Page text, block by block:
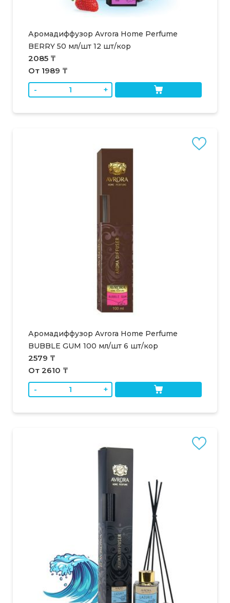
Аромадиффузор Avrora Home Perfume
BERRY 50 мл/шт 12 шт/кор
2085 ₸
От 1989 ₸
-
+
Аромадиффузор Avrora Home Perfume
BUBBLE GUM 100 мл/шт 6 шт/кор
2579 ₸
От 2610 ₸
-
+